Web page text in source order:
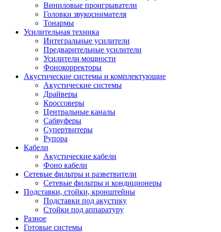
Виниловые проигрыватели
Головки звукоснимателя
Тонармы
Усилительная техника
Интегральные усилители
Предварительные усилители
Усилители мощности
Фонокорректоры
Акустические системы и комплектующие
Акустические системы
Драйверы
Кроссоверы
Центральные каналы
Сабвуферы
Супертвитеры
Рупора
Кабели
Акустические кабели
Фоно кабели
Сетевые фильтры и разветвители
Сетевые фильтры и кондиционеры
Подставки, стойки, кронштейны
Подставки под акустику
Стойки под аппаратуру
Разное
Готовые системы